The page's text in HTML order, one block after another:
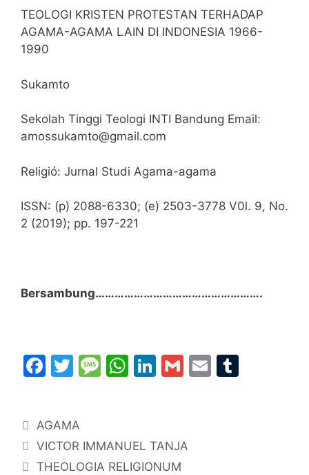
TEOLOGI KRISTEN PROTESTAN TERHADAP
AGAMA-AGAMA LAIN DI INDONESIA 1966-
1990
Sukamto
Sekolah Tinggi Teologi INTI Bandung Email:
amossukamto@gmail.com
Religió: Jurnal Studi Agama-agama
ISSN: (p) 2088-6330; (e) 2503-3778 V0l. 9, No.
2 (2019); pp. 197-221
Bersambung…………………………………………….
F
e
b
T
er
M
a
W
A
Li
dI
G
E
Categories
AGAMA
VICTOR IMMANUEL TANJA
THEOLOGIA RELIGIONUM